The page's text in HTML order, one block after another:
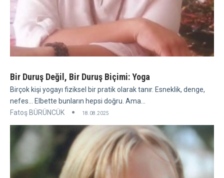
Bir Duruş Değil, Bir Duruş Biçimi: Yoga
Birçok kişi yogayı fiziksel bir pratik olarak tanır. Esneklik, denge,
nefes... Elbette bunların hepsi doğru. Ama...
Fatoş BÜRÜNCÜK
18.08.2025